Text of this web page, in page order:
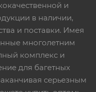
и
в наличии,
и поставки. Имея
многолетним
комплекс и
для багетных
серьезным